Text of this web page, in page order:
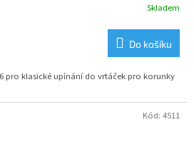
Skladem
Do košíku
pro klasické upínání do vrtáček pro korunky
Kód: 4511